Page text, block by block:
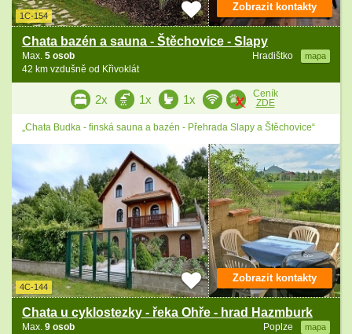
1C-154
Chata bazén a sauna - Štěchovice - Slapy
Hradištko mapa
Max. 5 osob
42 km vzdušně od Křivoklát
Zobrazit kontakty
2x 1x 1x
Ceník
ZDE
„Chata Budka - finská sauna a bazén - Přehrada Slapy a Štěchovice“
4C-144
Chata u cyklostezky - řeka Ohře - hrad Hazmburk
Poplze mapa
Max. 9 osob
Zobrazit kontakty